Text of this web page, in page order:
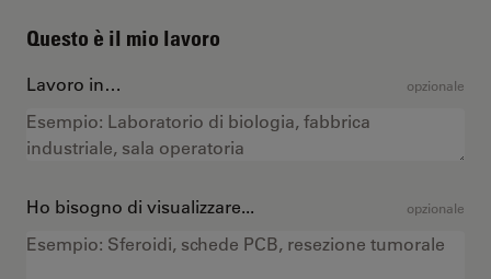
Questo è il mio lavoro
Lavoro in… opzionale
Ho bisogno di visualizzare... opzionale